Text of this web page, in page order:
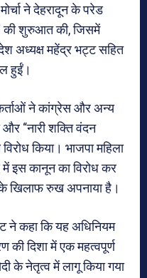
ने देहरादून के परेड
की शुरुआत की, जिसमें
अध्यक्ष महेंद्र भट्ट सहित
हुईं।
ने कांग्रेस और अन्य
और “नारी शक्ति वंदन
किया। भाजपा महिला
में इस कानून का विरोध कर
खिलाफ रुख अपनाया है।
ने कहा कि यह अधिनियम
दिशा में एक महत्वपूर्ण
के नेतृत्व में लागू किया गया